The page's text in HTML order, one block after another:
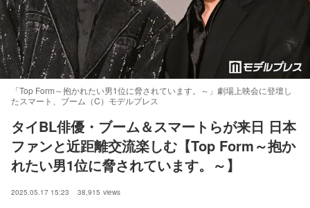
「Top Form～抱かれたい男1位に脅されています。～」劇場上映会に登壇し
たスマート、ブーム（C）モデルプレス
タイBL俳優・ブーム＆スマートらが来日 日本
ファンと近距離交流楽しむ【Top Form～抱か
れたい男1位に脅されています。～】
2025.05.17 15:23 38,915 views